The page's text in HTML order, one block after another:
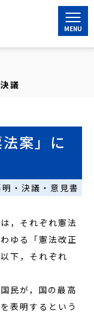
議
案」に
・決議・意見書
，それぞれ憲法
ゆる「憲法改正
下，それぞれ
民が，国の最高
表明するという